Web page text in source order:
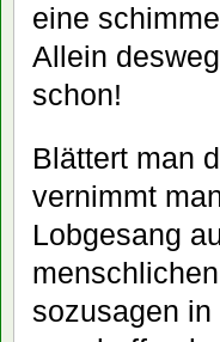
eine
Allein
schon!
Blättert man
vernimmt
Lobgesang
sozusagen